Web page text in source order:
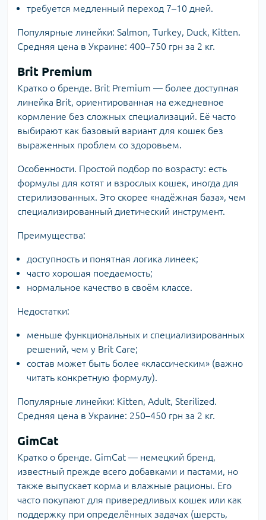
требуется медленный переход 7–10 дней.
Популярные линейки: Salmon, Turkey, Duck, Kitten.
Средняя цена в Украине: 400–750 грн за 2 кг.
Brit Premium
Кратко о бренде. Brit Premium — более доступная
линейка Brit, ориентированная на ежедневное
кормление без сложных специализаций. Её часто
выбирают как базовый вариант для кошек без
выраженных проблем со здоровьем.
Особенности. Простой подбор по возрасту: есть
формулы для котят и взрослых кошек, иногда для
стерилизованных. Это скорее «надёжная база», чем
специализированный диетический инструмент.
Преимущества:
доступность и понятная логика линеек;
часто хорошая поедаемость;
нормальное качество в своём классе.
Недостатки:
меньше функциональных и специализированных
решений, чем у Brit Care;
состав может быть более «классическим» (важно
читать конкретную формулу).
Популярные линейки: Kitten, Adult, Sterilized.
Средняя цена в Украине: 250–450 грн за 2 кг.
GimCat
Кратко о бренде. GimCat — немецкий бренд,
известный прежде всего добавками и пастами, но
также выпускает корма и влажные рационы. Его
часто покупают для привередливых кошек или как
поддержку при определённых задачах (шерсть,